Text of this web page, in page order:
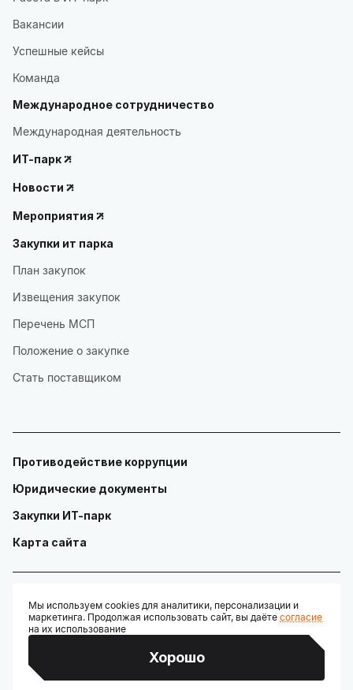
Вакансии
Успешные кейсы
Команда
Международное сотрудничество
Международная деятельность
ИТ-парк
Новости
Мероприятия
Закупки ит парка
План закупок
Извещения закупок
Перечень МСП
Положение о закупке
Стать поставщиком
Противодействие коррупции
Юридические документы
Закупки ИТ-парк
Карта сайта
© ГАУ "Технопарк в сфере высоких технологий «ИТ-парк»"
Разработано:
Credits: Google Fonts, Material Symbols
Мы используем cookies для аналитики, персонализации и
маркетинга. Продолжая использовать сайт, вы даёте согласие
на их использование
Хорошо